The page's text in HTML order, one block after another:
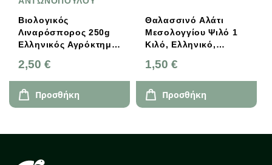
Βιολογικός
Λιναρόσπορος 250g
Ελληνικός Αγρόκτημα
2,50 €
Προσθήκη
Θαλασσινό Αλάτι
Μεσολογγίου Ψιλό 1
Κιλό, Ελληνικό,
1,50 €
Προσθήκη